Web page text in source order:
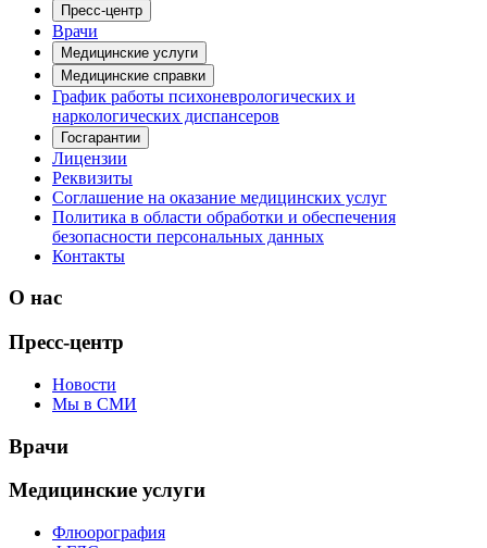
Пресс-центр
Врачи
Медицинские услуги
Медицинские справки
График работы психоневрологических и
наркологических диспансеров
Госгарантии
Лицензии
Реквизиты
Соглашение на оказание медицинских услуг
Политика в области обработки и обеспечения
безопасности персональных данных
Контакты
О нас
Пресс-центр
Новости
Мы в СМИ
Врачи
Медицинские услуги
Флюорография